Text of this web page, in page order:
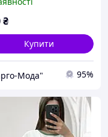
₴
Купити
Мода" 95%